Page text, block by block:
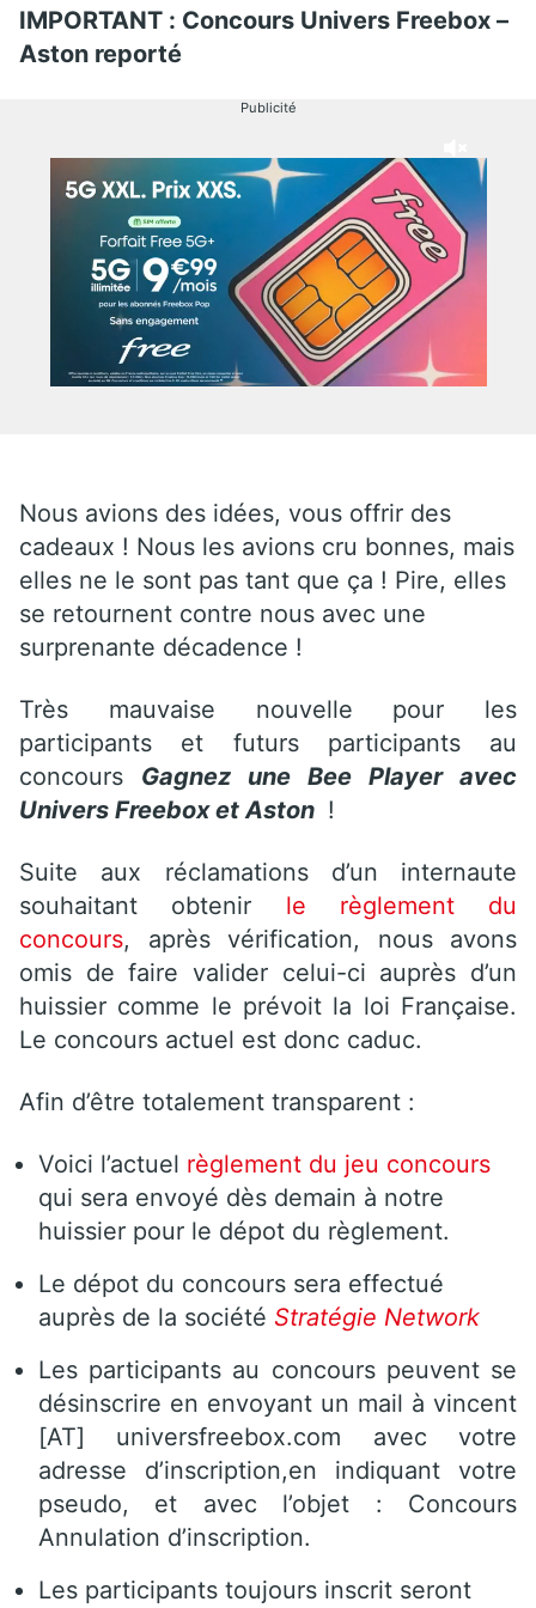
IMPORTANT : Concours Univers Freebox –
Aston reporté
Publicité
Nous avions des idées, vous offrir des
cadeaux ! Nous les avions cru bonnes, mais
elles ne le sont pas tant que ça ! Pire, elles
se retournent contre nous avec une
surprenante décadence !
Très mauvaise nouvelle pour les
participants et futurs participants au
concours Gagnez une Bee Player avec
Univers Freebox et Aston !
Suite aux réclamations d’un internaute
souhaitant obtenir le règlement du
concours, après vérification, nous avons
omis de faire valider celui-ci auprès d’un
huissier comme le prévoit la loi Française.
Le concours actuel est donc caduc.
Afin d’être totalement transparent :
Voici l’actuel règlement du jeu concours
qui sera envoyé dès demain à notre
huissier pour le dépot du règlement.
Le dépot du concours sera effectué
auprès de la société Stratégie Network
Les participants au concours peuvent se
désinscrire en envoyant un mail à vincent
[AT] universfreebox.com avec votre
adresse d’inscription,en indiquant votre
pseudo, et avec l’objet : Concours
Annulation d’inscription.
Les participants toujours inscrit seront